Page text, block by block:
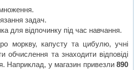
задач.
для відпочинку під час навчання.
моркву, капусту та цибулю, учні
обчислення та знаходити відповіді
Наприклад, у магазин привезли890